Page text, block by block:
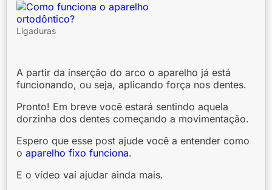
Ligaduras
A partir da inserção do arco o aparelho já está
funcionando, ou seja, aplicando força nos dentes.
Pronto! Em breve você estará sentindo aquela
dorzinha dos dentes começando a movimentação.
Espero que esse post ajude você a entender como
o aparelho fixo funciona.
E o vídeo vai ajudar ainda mais.